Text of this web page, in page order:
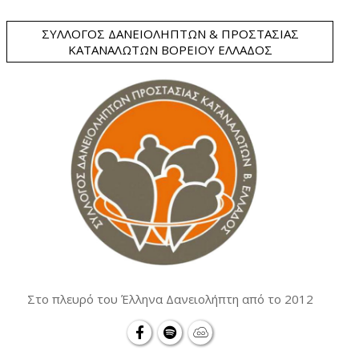
ΣΎΛΛΟΓΟΣ ΔΑΝΕΙΟΛΗΠΤΏΝ & ΠΡΟΣΤΑΣΊΑΣ
ΚΑΤΑΝΑΛΩΤΏΝ ΒΟΡΕΊΟΥ ΕΛΛΆΔΟΣ
Στο πλευρό του Έλληνα Δανειολήπτη από το 2012